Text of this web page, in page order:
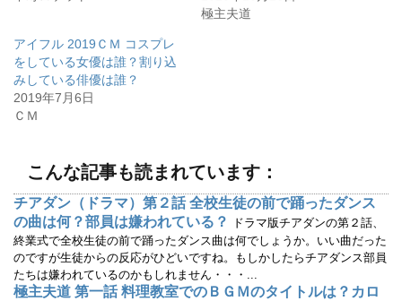
新
し
い
ウ
ィ
ン
ま
す
ッ
ク
し
て
く
だ
い
ウ
ィ
ン
ド
ウ
で
開
き
ま
す
)
極主夫道
アイフル 2019ＣＭ コスプレ
をしている女優は誰？割り込
みしている俳優は誰？
2019年7月6日
ＣＭ
こんな記事も読まれています：
チアダン（ドラマ）第２話 全校生徒の前で踊ったダンス
の曲は何？部員は嫌われている？
ドラマ版チアダンの第２話、
終業式で全校生徒の前で踊ったダンス曲は何でしょうか。いい曲だった
のですが生徒からの反応がひどいですね。もしかしたらチアダンス部員
たちは嫌われているのかもしれません・・・...
極主夫道 第一話 料理教室でのＢＧＭのタイトルは？カロ